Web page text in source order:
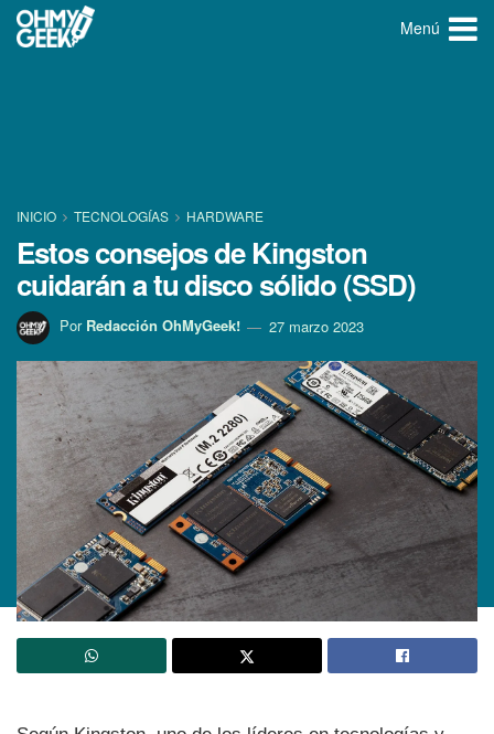
Menú
INICIO TECNOLOGÍ­AS HARDWARE
Estos consejos de Kingston
cuidarán a tu disco sólido (SSD)
Por Redacción OhMyGeek! 27 marzo 2023